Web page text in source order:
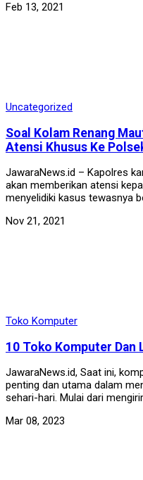
Feb 13, 2021
Uncategorized
Soal Kolam Renang
Atensi Khusus Ke
JawaraNews.id – Kapolres
akan memberikan atensi
menyelidiki kasus tewasnya
Nov 21, 2021
Toko Komputer
10 Toko Komputer Dan
JawaraNews.id, Saat ini,
penting dan utama dalam
sehari-hari. Mulai dari
Mar 08, 2023